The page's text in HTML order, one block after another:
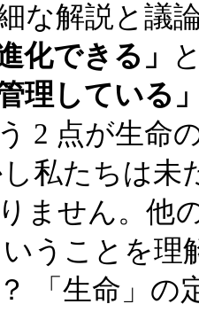
な解説と議
化できる」
理している
2 点が生命
私たちは未
ません。他
うことを理
「生命」の